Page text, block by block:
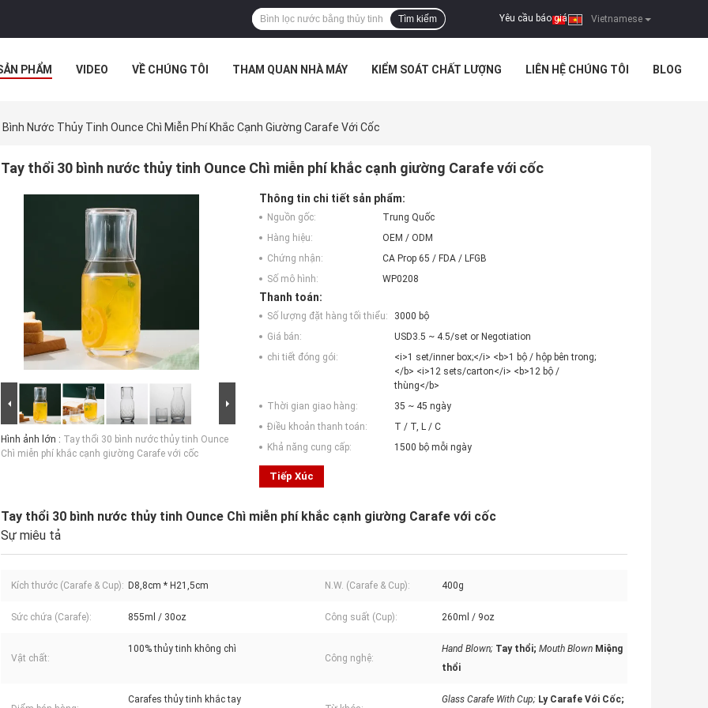
Vietnamese
Yêu cầu báo giá |
Tìm kiếm
PHẨM VIDEO VỀ CHÚNG TÔI THAM QUAN NHÀ MÁY KIỂM SOÁT CHẤT LƯỢNG LIÊN HỆ CHÚNG TÔI BLOG
Nước Thủy Tinh Ounce Chì Miễn Phí Khắc Cạnh Giường Carafe Với Cốc
Tay thổi 30 bình nước thủy tinh Ounce Chì miễn phí khắc cạnh giường Carafe với cốc
Hình ảnh lớn : Tay thổi 30 bình nước thủy tinh Ounce
Chì miễn phí khắc cạnh giường Carafe với cốc
Thông tin chi tiết sản phẩm:
Nguồn gốc:
Trung Quốc
Hàng hiệu:
OEM / ODM
Chứng nhận:
CA Prop 65 / FDA / LFGB
Số mô hình:
WP0208
Thanh toán:
Số lượng đặt hàng tối thiểu:
3000 bộ
Giá bán:
USD3.5 ~ 4.5/set or Negotiation
chi tiết đóng gói:
<i>1 set/inner box;</i> <b>1 bộ / hộp bên trong;
</b> <i>12 sets/carton</i> <b>12 bộ /
thùng</b>
Thời gian giao hàng:
35 ~ 45 ngày
Điều khoản thanh toán:
T / T, L / C
Khả năng cung cấp:
1500 bộ mỗi ngày
Tiếp Xúc
Tay thổi 30 bình nước thủy tinh Ounce Chì miễn phí khắc cạnh giường Carafe với cốc
Sự miêu tả
Kích thước (Carafe & Cup): D8,8cm * H21,5cm N.W. (Carafe & Cup): 400g
Sức chứa (Carafe): 855ml / 30oz Công suất (Cup): 260ml / 9oz
Vật chất:
100% thủy tinh không chì
Công nghệ:
Hand Blown; Tay thổi; Mouth Blown Miệng
thổi
Carafes thủy tinh khắc tay
Glass Carafe With Cup; Ly Carafe Với Cốc;